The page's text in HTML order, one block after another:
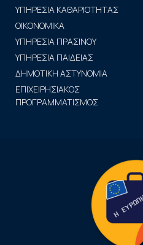
ΥΠΗΡΕΣΙΑ ΚΑΘΑΡΙΟΤΗΤΑΣ
ΟΙΚΟΝΟΜΙΚΑ
ΥΠΗΡΕΣΙΑ ΠΡΑΣΙΝΟΥ
ΥΠΗΡΕΣΙΑ ΠΑΙΔΕΙΑΣ
ΔΗΜΟΤΙΚΗ ΑΣΤΥΝΟΜΙΑ
ΕΠΙΧΕΙΡΗΣΙΑΚΟΣ
ΠΡΟΓΡΑΜΜΑΤΙΣΜΟΣ